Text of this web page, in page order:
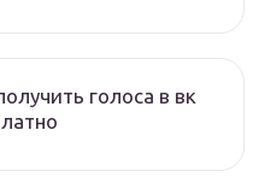
голоса в вк